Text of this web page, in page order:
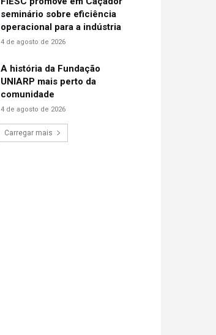
seminário sobre eficiência
operacional para a indústria
4 de agosto de 2026
A história da Fundação
UNIARP mais perto da
comunidade
4 de agosto de 2026
Carregar mais